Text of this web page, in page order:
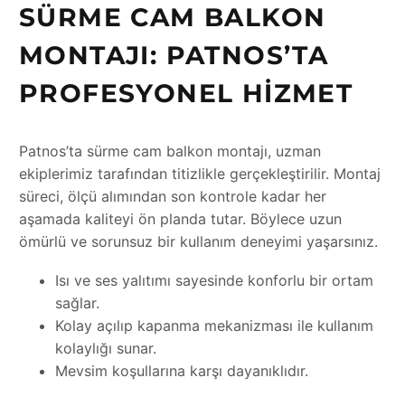
SÜRME CAM BALKON
MONTAJI: PATNOS’TA
PROFESYONEL HIZMET
Patnos’ta sürme cam balkon montajı, uzman
ekiplerimiz tarafından titizlikle gerçekleştirilir. Montaj
süreci, ölçü alımından son kontrole kadar her
aşamada kaliteyi ön planda tutar. Böylece uzun
ömürlü ve sorunsuz bir kullanım deneyimi yaşarsınız.
Isı ve ses yalıtımı sayesinde konforlu bir ortam
sağlar.
Kolay açılıp kapanma mekanizması ile kullanım
kolaylığı sunar.
Mevsim koşullarına karşı dayanıklıdır.